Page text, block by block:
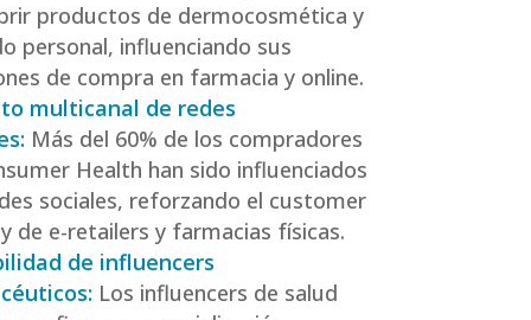
productos de dermocosmética y
personal, influenciando sus
de compra en farmacia y online.
multicanal de redes
Más del 60% de los compradores
Health han sido influenciados
sociales, reforzando el customer
de e-retailers y farmacias físicas.
de influencers
Los influencers de salud